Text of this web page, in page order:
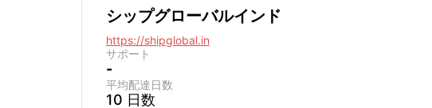
シップグローバルインド
https://shipglobal.in
サポート
-
平均配達日数
10 日数